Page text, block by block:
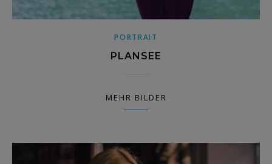
PORTRAIT
PLANSEE
MEHR BILDER